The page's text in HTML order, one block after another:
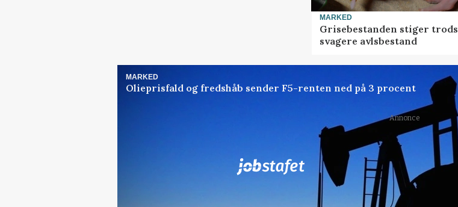
MARKED
Grisebestanden stiger trods
svagere avlsbestand
MARKED
Olieprisfald og fredshåb sender F5-renten ned på 3 procent
Annonce
77 ledige stillinger